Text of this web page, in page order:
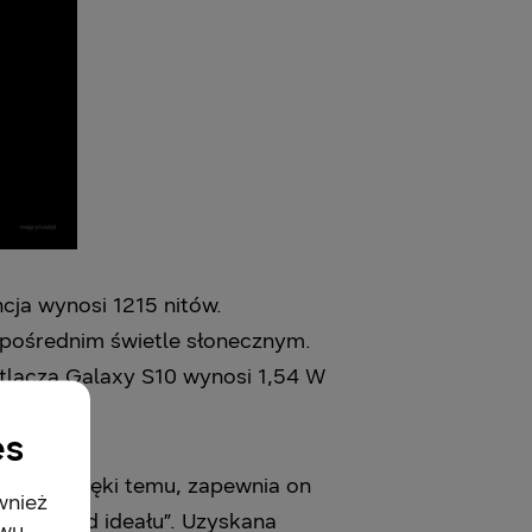
wynosi 1215 nitów.
świetle słonecznym.
Galaxy S10 wynosi 1,54 W
Dzięki temu, zapewnia on
od ideału”. Uzyskana